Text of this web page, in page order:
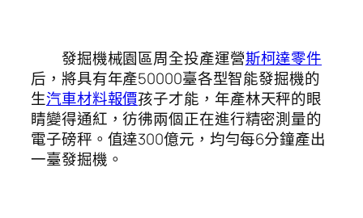
發掘機械園區周全投產運營斯柯達零件
后，將具有年產50000臺各型智能發掘機的
生汽車材料報價孩子才能，年產林天秤的眼
睛變得通紅，彷彿兩個正在進行精密測量的
電子磅秤。值達300億元，均勻每6分鐘產出
一臺發掘機。